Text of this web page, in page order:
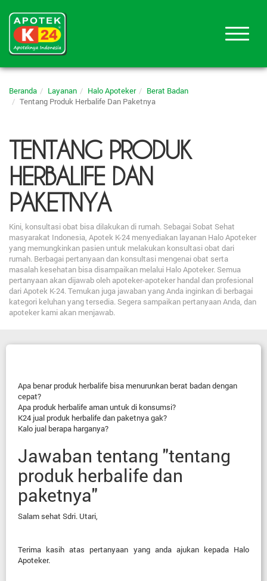
Beranda Layanan Halo Apoteker
Berat Badan
Tentang Produk Herbalife Dan Paketnya
TENTANG PRODUK
HERBALIFE DAN
PAKETNYA
Kini, konsultasi obat bisa dilakukan di rumah. Sebagai Sobat Sehat
masyarakat Indonesia, Apotek K-24 menyediakan layanan Halo Apoteker
yang memungkinkan pasien untuk melakukan konsultasi obat dari
rumah. Berbagai pertanyaan dan konsultasi mengenai obat serta
masalah kesehatan bisa disampaikan melalui Halo Apoteker. Semua
pertanyaan akan dijawab oleh apoteker-apoteker handal dan profesional
dari Apotek K-24. Temukan juga jawaban yang Anda inginkan di berbagai
kategori keluhan yang tersedia. Segera sampaikan pertanyaan Anda, dan
apoteker kami akan menjawab.
Apa benar produk herbalife bisa menurunkan berat badan dengan
cepat?
Apa produk herbalife aman untuk di konsumsi?
K24 jual produk herbalife dan paketnya gak?
Kalo jual berapa harganya?
Jawaban tentang "tentang
produk herbalife dan
paketnya"
Salam sehat Sdri. Utari,
Terima kasih atas pertanyaan yang anda ajukan kepada Halo
Apoteker.